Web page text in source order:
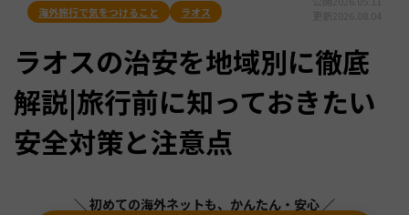
海外旅行で気をつけること ラオス
ラオスの治安を地域別に徹底
解説|旅行前に知っておきたい
安全対策と注意点
＼ 初めての海外ネットも、かんたん・安心 ／